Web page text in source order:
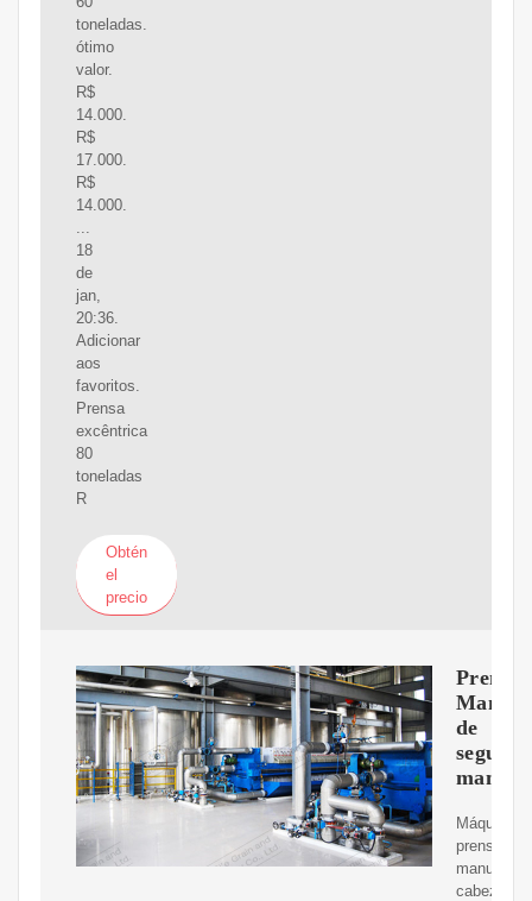
toneladas.
ótimo
valor.
R$
14.000.
R$
17.000.
R$
14.000.
...
18
de
jan,
20:36.
Adicionar
aos
favoritos.
Prensa
excêntrica
80
toneladas
R
Obtén
el
precio
Prensa
Manual
de
mano
Máquina
prensado
manual
cabezal